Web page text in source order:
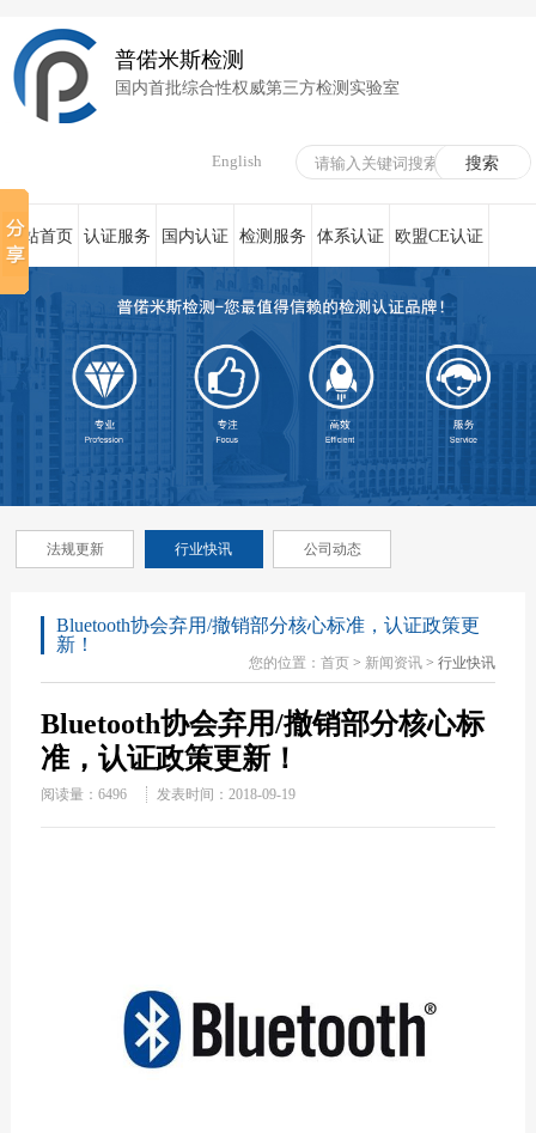
普偌米斯检测
国内首批综合性权威第三方检测实验室
English
网站首页 认证服务 国内认证 检测服务 体系认证 欧盟CE认证
荣誉资质 在线服务 新闻资讯 关于我们
法规更新 行业快讯 公司动态
Bluetooth协会弃用/撤销部分核心标准，认证政策更
新！
您的位置：首页 > 新闻资讯 > 行业快讯
Bluetooth协会弃用/撤销部分核心标
准，认证政策更新！
阅读量： 6496 发表时间：2018-09-19